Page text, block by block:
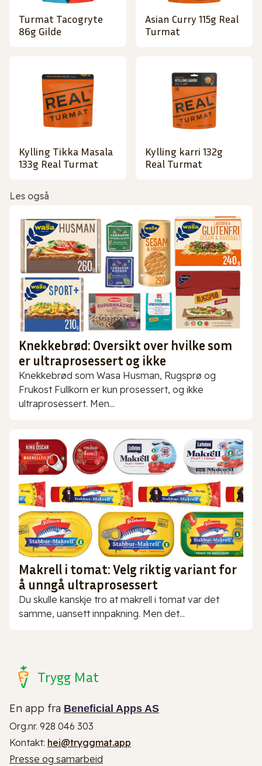
Turmat Tacogryte
86g Gilde
Asian Curry 115g Real
Turmat
Kylling Tikka Masala
133g Real Turmat
Kylling karri 132g
Real Turmat
Les også
Knekkebrød: Oversikt over hvilke som
er ultraprosessert og ikke
Knekkebrød som Wasa Husman, Rugsprø og
Frukost Fullkorn er kun prosessert, og ikke
ultraprosessert. Men...
Makrell i tomat: Velg riktig variant for
å unngå ultraprosessert
Du skulle kanskje tro at makrell i tomat var det
samme, uansett innpakning. Men det...
Trygg Mat
En app fra Beneficial Apps AS
Org.nr. 928 046 303
Kontakt: hei@tryggmat.app
Presse og samarbeid